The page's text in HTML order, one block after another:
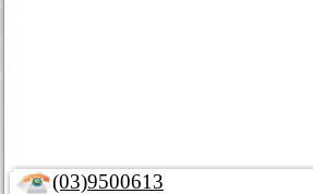
(03)9500613